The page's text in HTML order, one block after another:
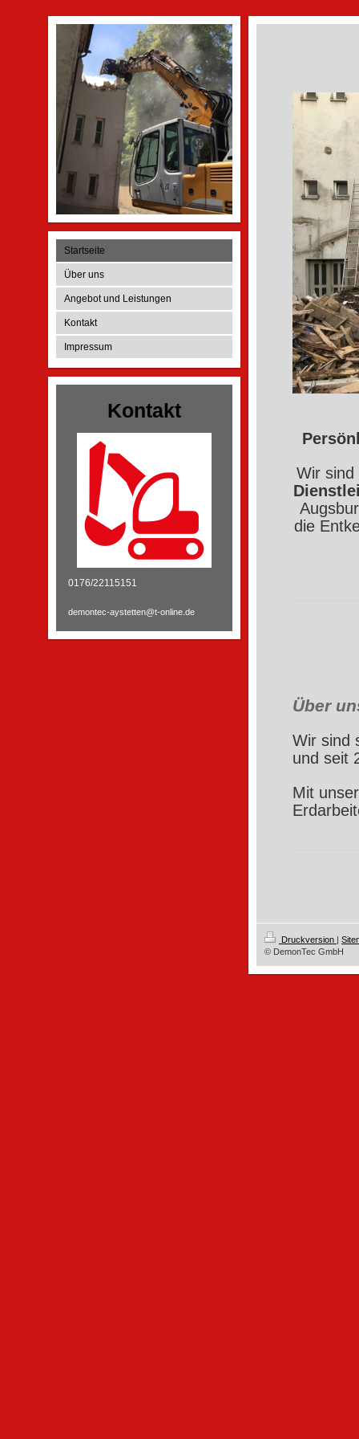
Startseite
Über uns
Angebot und Leistungen
Kontakt
Impressum
Kontakt
0176/22115151
demontec-aystetten@t-online.de
Wir
die
Über
Wir sind
und seit
Mit
Druckversion |
© DemonTec GmbH